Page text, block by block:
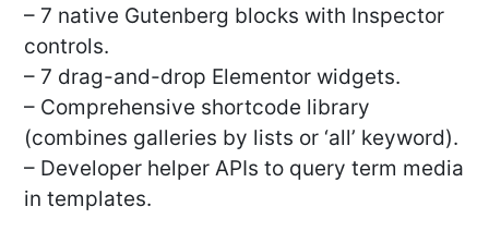
– 7 native Gutenberg blocks with Inspector
controls.
– 7 drag-and-drop Elementor widgets.
– Comprehensive shortcode library
(combines galleries by lists or ‘all’ keyword).
– Developer helper APIs to query term media
in templates.